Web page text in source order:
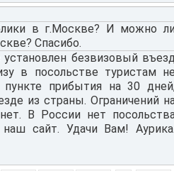
в г.Москве? И можно
Спасибо.
безвизовый
в посольстве туристам не
пункте прибытия на 30
из страны. Ограничений
В России нет
наш сайт. Удачи Вам! Аурика.